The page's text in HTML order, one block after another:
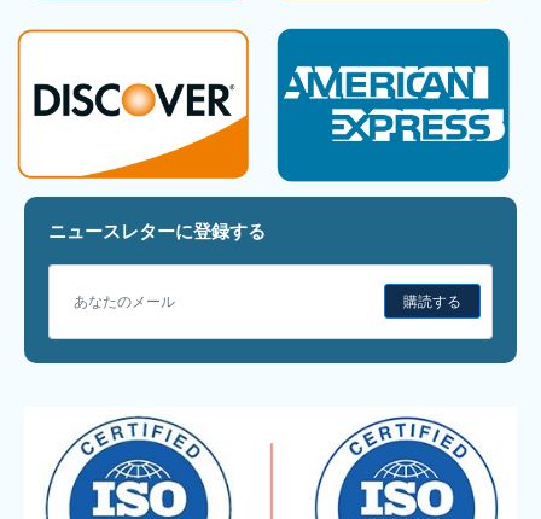
ニュースレターに登録する
購読する